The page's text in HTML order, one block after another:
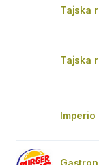
Tajska
Tajska
Imperio